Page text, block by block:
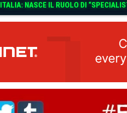
ITALIA: NASCE IL RUOLO DI